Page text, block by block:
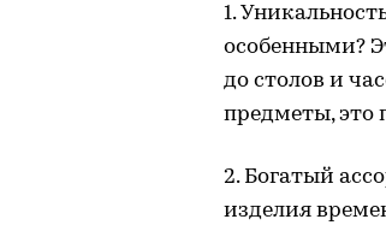
1.
особенными?
до столов и
предметы, это
2. Богатый
изделия